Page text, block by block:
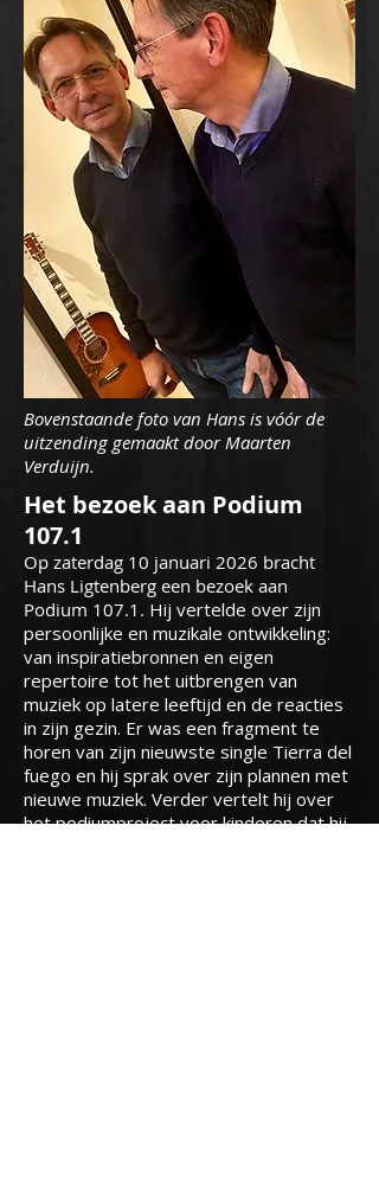
Bovenstaande foto van Hans is vóór de
uitzending gemaakt door Maarten
Verduijn.
Het bezoek aan Podium
107.1
Op zaterdag 10 januari 2026 bracht
Hans Ligtenberg een bezoek aan
Podium 107.1. Hij vertelde over zijn
persoonlijke en muzikale ontwikkeling:
van inspiratiebronnen en eigen
repertoire tot het uitbrengen van
muziek op latere leeftijd en de reacties
in zijn gezin. Er was een fragment te
horen van zijn nieuwste single Tierra del
fuego en hij sprak over zijn plannen met
nieuwe muziek. Verder vertelt hij over
het podiumproject voor kinderen dat hij